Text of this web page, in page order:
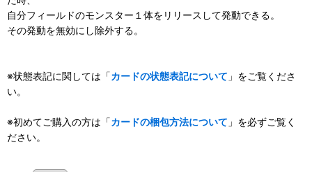
自分フィールドのモンスター１体をリリースして発動できる。
その発動を無効にし除外する。
※状態表記に関しては「カードの状態表記について 」をご覧くださ
い。
※初めてご購入の方は「カードの梱包方法について 」を必ずご覧く
ださい。